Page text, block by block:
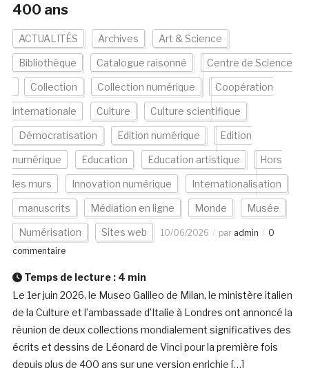
400 ans
ACTUALITÉS Archives Art & Science
Bibliothèque Catalogue raisonné Centre de Science
Collection Collection numérique Coopération
internationale Culture Culture scientifique
Démocratisation Edition numérique Edition
numérique Education Education artistique Hors
les murs Innovation numérique Internationalisation
manuscrits Médiation en ligne Monde Musée
Numérisation Sites web 10/06/2026 par admin
0
commentaire
Temps de lecture : 4 min
Le 1er juin 2026, le Museo Galileo de Milan, le ministère italien
de la Culture et l’ambassade d’Italie à Londres ont annoncé la
réunion de deux collections mondialement significatives des
écrits et dessins de Léonard de Vinci pour la première fois
depuis plus de 400 ans sur une version enrichie […]